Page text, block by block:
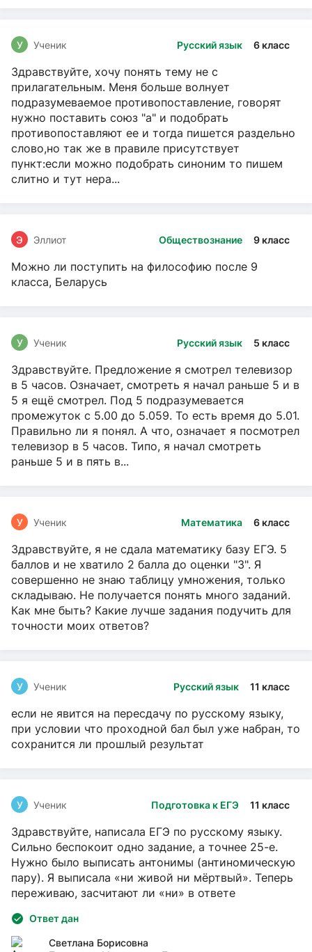
Русский язык 6 класс
У Ученик
Здравствуйте, хочу понять тему не с
прилагательным. Меня больше волнует
подразумеваемое противопоставление, говорят
нужно поставить союз "а" и подобрать
противопоставляют ее и тогда пишется раздельно
слово,но так же в правиле присутствует
пункт:если можно подобрать синоним то пишем
слитно и тут нера...
Обществознание 9 класс
Э Эллиот
Можно ли поступить на философию после 9
класса, Беларусь
Русский язык 5 класс
У Ученик
Здравствуйте. Предложение я смотрел телевизор
в 5 часов. Означает, смотреть я начал раньше 5 и в
5 я ещё смотрел. Под 5 подразумевается
промежуток с 5.00 до 5.059. То есть время до 5.01.
Правильно ли я понял. А что, означает я посмотрел
телевизор в 5 часов. Типо, я начал смотреть
раньше 5 и в пять в...
Математика 6 класс
У Ученик
Здравствуйте, я не сдала математику базу ЕГЭ. 5
баллов и не хватило 2 балла до оценки "3". Я
совершенно не знаю таблицу умножения, только
складываю. Не получается понять много заданий.
Как мне быть? Какие лучше задания подучить для
точности моих ответов?
Русский язык 11 класс
У Ученик
если не явится на пересдачу по русскому языку,
при условии что проходной бал был уже набран, то
сохранится ли прошлый результат
Подготовка к ЕГЭ 11 класс
У Ученик
Здравствуйте, написала ЕГЭ по русскому языку.
Сильно беспокоит одно задание, а точнее 25-е.
Нужно было выписать антонимы (антиномическую
пару). Я выписала «ни живой ни мёртвый». Теперь
переживаю, засчитают ли «ни» в ответе
Ответ дан
Светлана Борисовна